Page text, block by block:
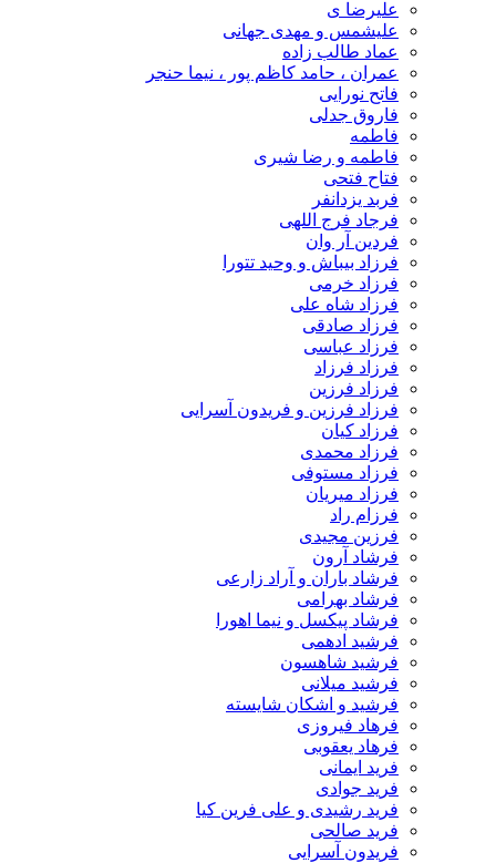
علیشمس و مهدی جهانی
عماد طالب زاده
عمران ، حامد کاظم پور ، نیما حنجر
فاتح نورایی
فاروق جدلی
فاطمه و رضا شیری
فتاح فتحی
فربد یزدانفر
فرجاد فرج اللهی
فردین آر وان
فرزاد بیباش و وحید تتورا
فرزاد خرمی
فرزاد شاه علی
فرزاد صادقی
فرزاد عباسی
فرزاد فرزاد
فرزاد فرزین
فرزاد فرزین و فریدون آسرایی
فرزاد کیان
فرزاد محمدی
فرزاد مستوفی
فرزاد میریان
فرزین مجیدی
فرشاد آرون
فرشاد باران و آراد زارعی
فرشاد بهرامی
فرشاد پیکسل و نیما اهورا
فرشید ادهمی
فرشید شاهسون
فرشید میلانی
فرشید و اشکان شایسته
فرهاد فیروزی
فرهاد یعقوبی
فرید ایمانی
فرید جوادی
فرید رشیدی و علی فرین کیا
فرید صالحی
فریدون آسرایی